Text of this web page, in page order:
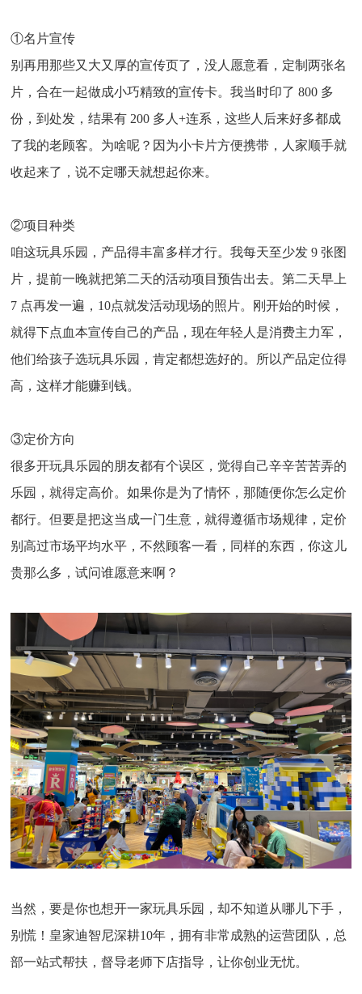
①名片宣传
别再用那些又大又厚的宣传页了，没人愿意看，定制两张名
片，合在一起做成小巧精致的宣传卡。我当时印了 800 多
份，到处发，结果有 200 多人+连系，这些人后来好多都成
了我的老顾客。为啥呢？因为小卡片方便携带，人家顺手就
收起来了，说不定哪天就想起你来。
②项目种类
咱这玩具乐园，产品得丰富多样才行。我每天至少发 9 张图
片，提前一晚就把第二天的活动项目预告出去。第二天早上
7 点再发一遍，10点就发活动现场的照片。刚开始的时候，
就得下点血本宣传自己的产品，现在年轻人是消费主力军，
他们给孩子选玩具乐园，肯定都想选好的。所以产品定位得
高，这样才能赚到钱。
③定价方向
很多开玩具乐园的朋友都有个误区，觉得自己辛辛苦苦弄的
乐园，就得定高价。如果你是为了情怀，那随便你怎么定价
都行。但要是把这当成一门生意，就得遵循市场规律，定价
别高过市场平均水平，不然顾客一看，同样的东西，你这儿
贵那么多，试问谁愿意来啊？
当然，要是你也想开一家玩具乐园，却不知道从哪儿下手，
别慌！皇家迪智尼深耕10年，拥有非常成熟的运营团队，总
部一站式帮扶，督导老师下店指导，让你创业无忧。